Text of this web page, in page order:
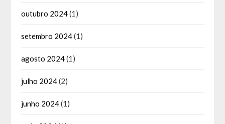
outubro 2024(1)
setembro 2024(1)
agosto 2024(1)
julho 2024(2)
junho 2024(1)